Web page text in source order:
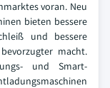
voran. Neu
bieten bessere
und bessere
macht.
und Smart-